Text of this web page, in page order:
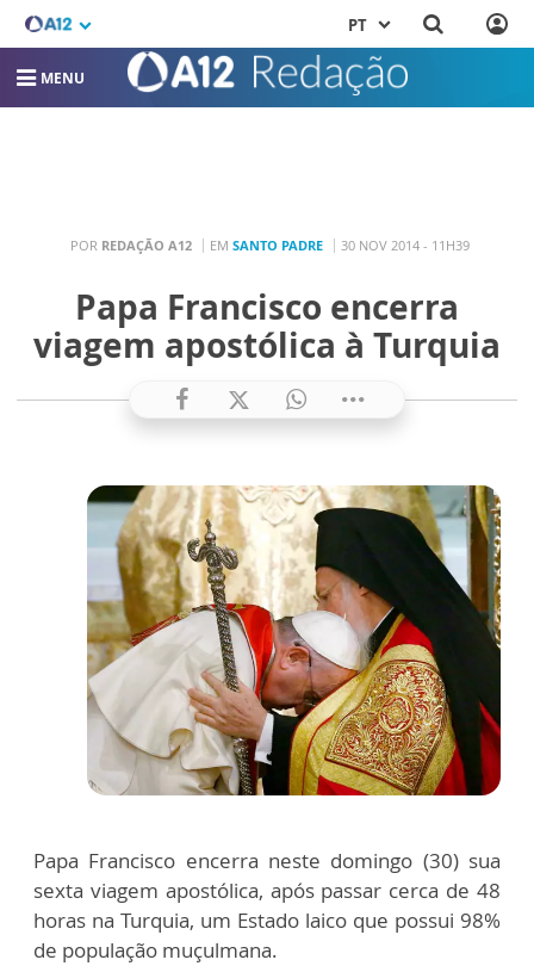
PT
MENU
POR REDAÇÃO A12 EM SANTO PADRE 30 NOV 2014 - 11H39
Papa Francisco encerra
viagem apostólica à Turquia
Papa Francisco encerra neste domingo (30) sua
sexta viagem apostólica, após passar cerca de 48
horas na Turquia, um Estado laico que possui 98%
de população muçulmana.